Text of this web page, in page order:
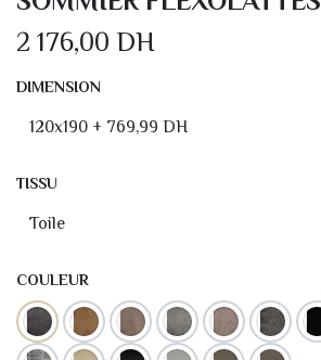
2 176,00 DH
DIMENSION
TISSU
COULEUR